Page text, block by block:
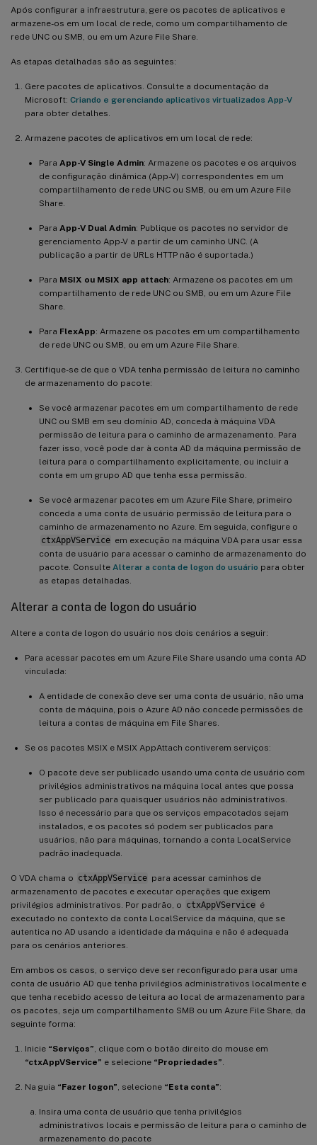
Após configurar a infraestrutura, gere os pacotes de aplicativos e
armazene-os em um local de rede, como um compartilhamento de
rede UNC ou SMB, ou em um Azure File Share.
As etapas detalhadas são as seguintes:
Gere pacotes de aplicativos. Consulte a documentação da
Microsoft: Criando e gerenciando aplicativos virtualizados App-V
para obter detalhes.
Armazene pacotes de aplicativos em um local de rede:
Para App-V Single Admin: Armazene os pacotes e os arquivos
de configuração dinâmica (App-V) correspondentes em um
compartilhamento de rede UNC ou SMB, ou em um Azure File
Share.
Para App-V Dual Admin: Publique os pacotes no servidor de
gerenciamento App-V a partir de um caminho UNC. (A
publicação a partir de URLs HTTP não é suportada.)
Para MSIX ou MSIX app attach: Armazene os pacotes em um
compartilhamento de rede UNC ou SMB, ou em um Azure File
Share.
Para FlexApp: Armazene os pacotes em um compartilhamento
de rede UNC ou SMB, ou em um Azure File Share.
Certifique-se de que o VDA tenha permissão de leitura no caminho
de armazenamento do pacote:
Se você armazenar pacotes em um compartilhamento de rede
UNC ou SMB em seu domínio AD, conceda à máquina VDA
permissão de leitura para o caminho de armazenamento. Para
fazer isso, você pode dar à conta AD da máquina permissão de
leitura para o compartilhamento explicitamente, ou incluir a
conta em um grupo AD que tenha essa permissão.
Se você armazenar pacotes em um Azure File Share, primeiro
conceda a uma conta de usuário permissão de leitura para o
caminho de armazenamento no Azure. Em seguida, configure o
ctxAppVService em execução na máquina VDA para usar essa
conta de usuário para acessar o caminho de armazenamento do
pacote. Consulte Alterar a conta de logon do usuário para obter
as etapas detalhadas.
Alterar a conta de logon do usuário
Altere a conta de logon do usuário nos dois cenários a seguir:
Para acessar pacotes em um Azure File Share usando uma conta AD
vinculada:
A entidade de conexão deve ser uma conta de usuário, não uma
conta de máquina, pois o Azure AD não concede permissões de
leitura a contas de máquina em File Shares.
Se os pacotes MSIX e MSIX AppAttach contiverem serviços:
O pacote deve ser publicado usando uma conta de usuário com
privilégios administrativos na máquina local antes que possa
ser publicado para quaisquer usuários não administrativos.
Isso é necessário para que os serviços empacotados sejam
instalados, e os pacotes só podem ser publicados para
usuários, não para máquinas, tornando a conta LocalService
padrão inadequada.
O VDA chama o ctxAppVService para acessar caminhos de
armazenamento de pacotes e executar operações que exigem
privilégios administrativos. Por padrão, o ctxAppVService é
executado no contexto da conta LocalService da máquina, que se
autentica no AD usando a identidade da máquina e não é adequada
para os cenários anteriores.
Em ambos os casos, o serviço deve ser reconfigurado para usar uma
conta de usuário AD que tenha privilégios administrativos localmente e
que tenha recebido acesso de leitura ao local de armazenamento para
os pacotes, seja um compartilhamento SMB ou um Azure File Share, da
seguinte forma:
Inicie “Serviços” , clique com o botão direito do mouse em
“ctxAppVService” e selecione “Propriedades”
Na guia “Fazer logon” , selecione “Esta conta”:
Insira uma conta de usuário que tenha privilégios
administrativos locais e permissão de leitura para o caminho de
armazenamento do pacote